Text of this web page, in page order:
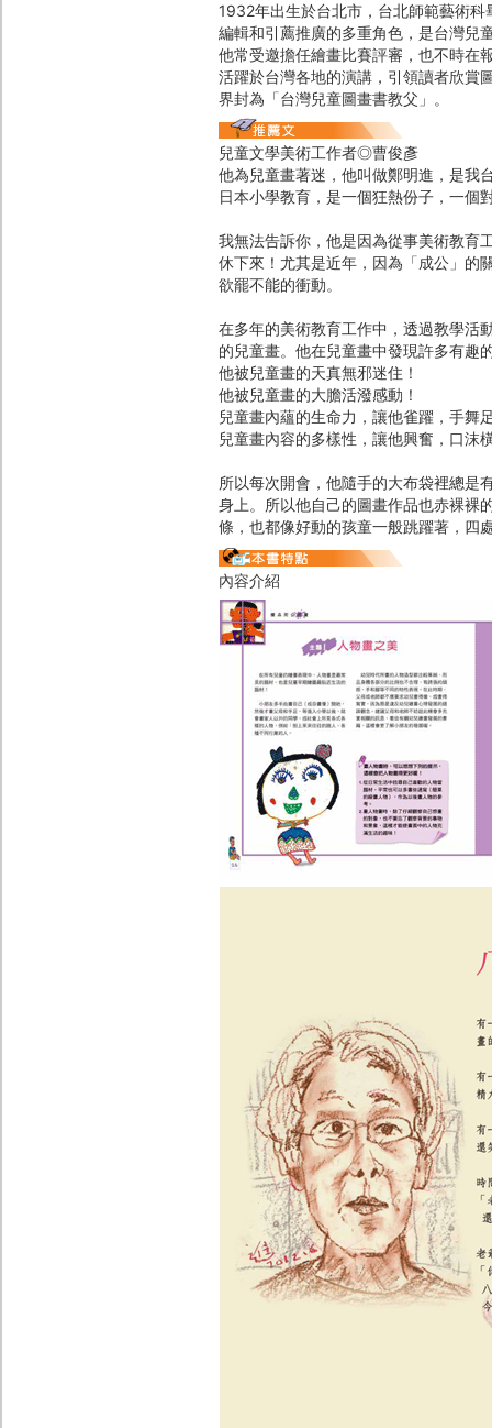
1932年出生於台北市，台北師範藝術
編輯和引薦推廣的多重角色，是台灣兒
他常受邀擔任繪畫比賽評審，也不時在
活躍於台灣各地的演講，引領讀者欣賞
界封為「台灣兒童圖畫書教父」。
兒童文學美術工作者◎曹俊彥
他為兒童畫著迷，他叫做鄭明進，是我
日本小學教育，是一個狂熱份子，一個
我無法告訴你，他是因為從事美術教育
休下來！尤其是近年，因為「成公」的
欲罷不能的衝動。
在多年的美術教育工作中，透過教學活
的兒童畫。他在兒童畫中發現許多有
他被兒童畫的天真無邪迷住！
他被兒童畫的大膽活潑感動！
兒童畫內蘊的生命力，讓他雀躍，手舞
兒童畫內容的多樣性，讓他興奮，口沫
所以每次開會，他隨手的大布袋裡總是
身上。所以他自己的圖畫作品也赤裸裸
條，也都像好動的孩童一般跳躍著，四
內容介紹